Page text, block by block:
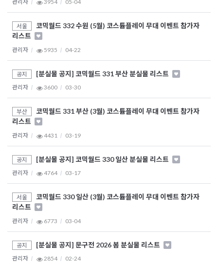
관리자 3954 05-04
서울
코믹월드 332 수원 (5월) 코스튬플레이 무대 이벤트 참가자
리스트
관리자 5935 04-22
공지 [분실물 공지] 코믹월드 331 부산 분실물 리스트
관리자 3600 03-30
부산
코믹월드 331 부산 (3월) 코스튬플레이 무대 이벤트 참가자
리스트
관리자 4431 03-19
공지 [분실물 공지] 코믹월드 330 일산 분실물 리스트
관리자 4764 03-17
서울
코믹월드 330 일산 (3월) 코스튬플레이 무대 이벤트 참가자
리스트
관리자 6773 03-04
공지 [분실물 공지] 문구전 2026 봄 분실물 리스트
관리자 2854 02-24